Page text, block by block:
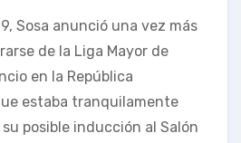
Sosa anunció una vez más
de la Liga Mayor de
en la República
estaba tranquilamente
posible inducción al Salón